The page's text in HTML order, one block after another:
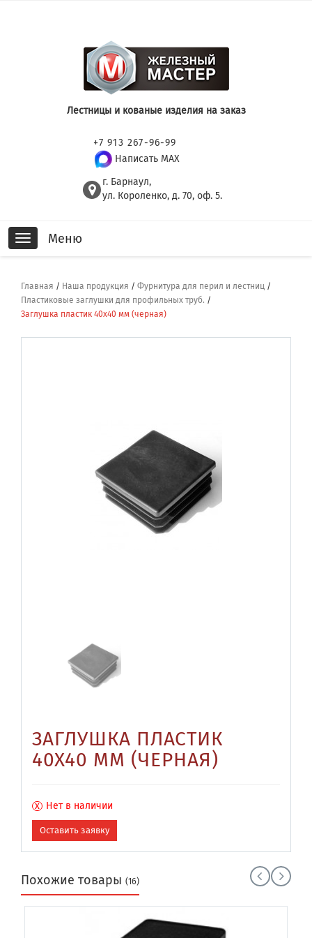
Лестницы и кованые изделия на заказ
+7 913 267-96-99
Написать MAX
г. Барнаул,
ул. Короленко, д. 70, оф. 5.
Toggle
navigation
Меню
Главная / Наша продукция / Фурнитура для перил и лестниц /
Пластиковые заглушки для профильных труб. /
Заглушка пластик 40х40 мм (черная)
ЗАГЛУШКА ПЛАСТИК
40Х40 ММ (ЧЕРНАЯ)
х Нет в наличии
Оставить заявку
Похожие товары (16)